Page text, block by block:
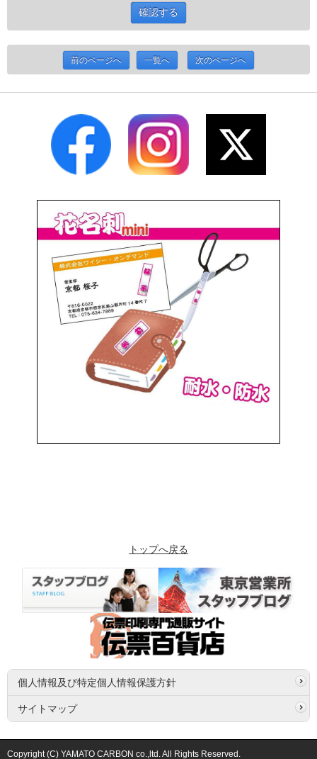
前のページへ 一覧へ 次のページへ
トップへ戻る
個人情報及び特定個人情報保護方針
サイトマップ
Copyright (C) YAMATO CARBON co.,ltd. All Rights Reserved.